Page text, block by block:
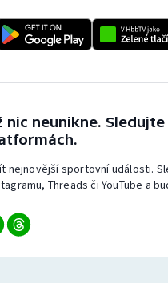
nic neunikne. Sledujte
nejnovější sportovní události.
Threads či YouTube a